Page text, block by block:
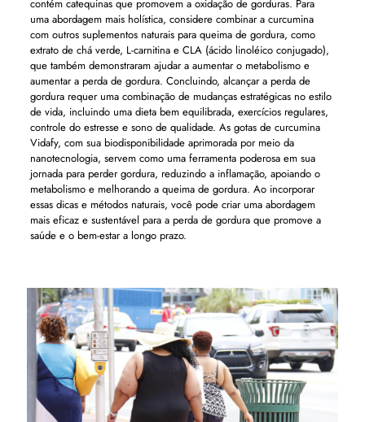
contém catequinas que promovem a oxidação de gorduras. Para
uma abordagem mais holística, considere combinar a curcumina
com outros suplementos naturais para queima de gordura, como
extrato de chá verde, L-carnitina e CLA (ácido linoléico conjugado),
que também demonstraram ajudar a aumentar o metabolismo e
aumentar a perda de gordura. Concluindo, alcançar a perda de
gordura requer uma combinação de mudanças estratégicas no estilo
de vida, incluindo uma dieta bem equilibrada, exercícios regulares,
controle do estresse e sono de qualidade. As gotas de curcumina
Vidafy, com sua biodisponibilidade aprimorada por meio da
nanotecnologia, servem como uma ferramenta poderosa em sua
jornada para perder gordura, reduzindo a inflamação, apoiando o
metabolismo e melhorando a queima de gordura. Ao incorporar
essas dicas e métodos naturais, você pode criar uma abordagem
mais eficaz e sustentável para a perda de gordura que promove a
saúde e o bem-estar a longo prazo.